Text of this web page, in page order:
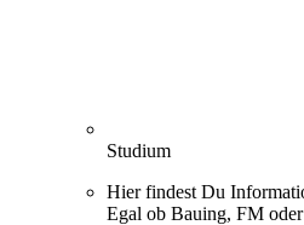
Studium
Hier findest Du
Egal ob Bauing, FM